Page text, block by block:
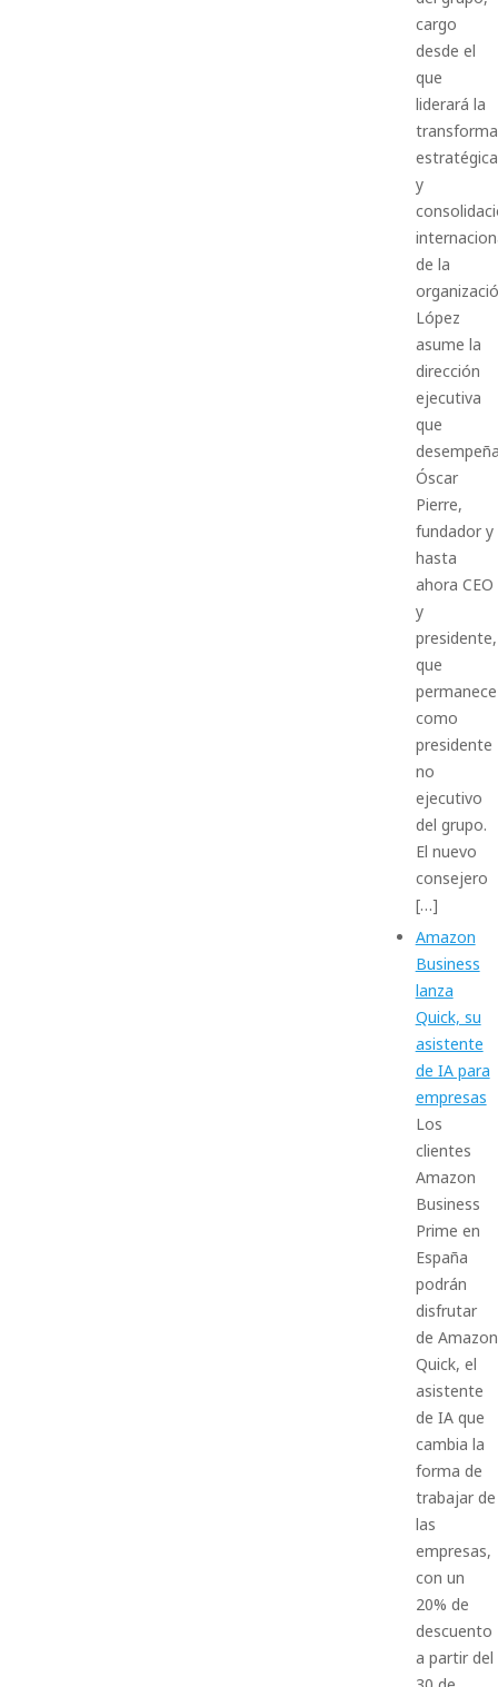
cargo
desde el
que
liderará la
estratégica
y
de la
López
asume la
dirección
ejecutiva
que
Óscar
Pierre,
fundador y
hasta
ahora CEO
y
presidente,
que
permanece
como
presidente
no
ejecutivo
del grupo.
El nuevo
consejero
[…]
Amazon
Business
lanza
Quick, su
asistente
de IA para
empresas
Los
clientes
Amazon
Business
Prime en
España
podrán
disfrutar
de Amazon
Quick, el
asistente
de IA que
cambia la
forma de
trabajar de
las
empresas,
con un
20% de
descuento
a partir del